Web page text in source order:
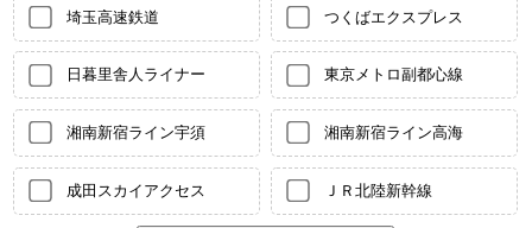
埼玉高速鉄道 つくばエクスプレス
日暮里舎人ライナー 東京メトロ副都心線
湘南新宿ライン宇須 湘南新宿ライン高海
成田スカイアクセス ＪＲ北陸新幹線